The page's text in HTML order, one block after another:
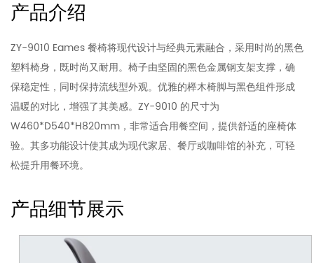
产品介绍
ZY-9010 Eames 餐椅将现代设计与经典元素融合，采用时尚的黑色
塑料椅身，既时尚又耐用。椅子由坚固的黑色金属钢支架支撑，确
保稳定性，同时保持流线型外观。优雅的榉木椅脚与黑色组件形成
温暖的对比，增强了其美感。ZY-9010 的尺寸为
W460*D540*H820mm，非常适合用餐空间，提供舒适的座椅体
验。其多功能设计使其成为现代家居、餐厅或咖啡馆的补充，可轻
松提升用餐环境。
产品细节展示